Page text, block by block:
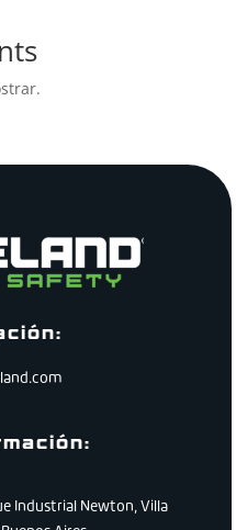
Industrial Newton, Villa